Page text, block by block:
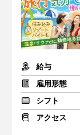
給与
雇用形態
シフト
アクセス